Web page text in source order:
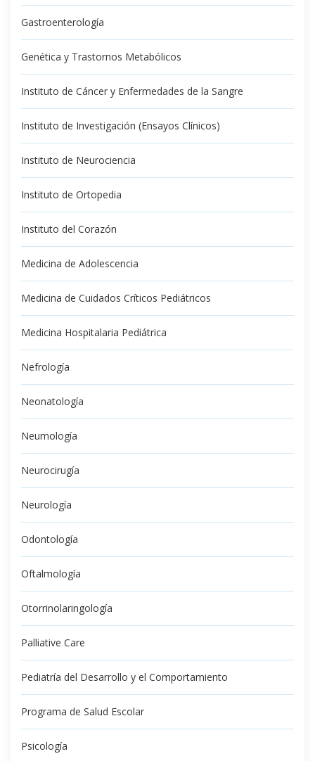
Gastroenterología
Genética y Trastornos Metabólicos
Instituto de Cáncer y Enfermedades de la Sangre
Instituto de Investigación (Ensayos Clínicos)
Instituto de Neurociencia
Instituto de Ortopedia
Instituto del Corazón
Medicina de Adolescencia
Medicina de Cuidados Críticos Pediátricos
Medicina Hospitalaria Pediátrica
Nefrología
Neonatología
Neumología
Neurocirugía
Neurología
Odontología
Oftalmología
Otorrinolaringología
Palliative Care
Pediatría del Desarrollo y el Comportamiento
Programa de Salud Escolar
Psicología